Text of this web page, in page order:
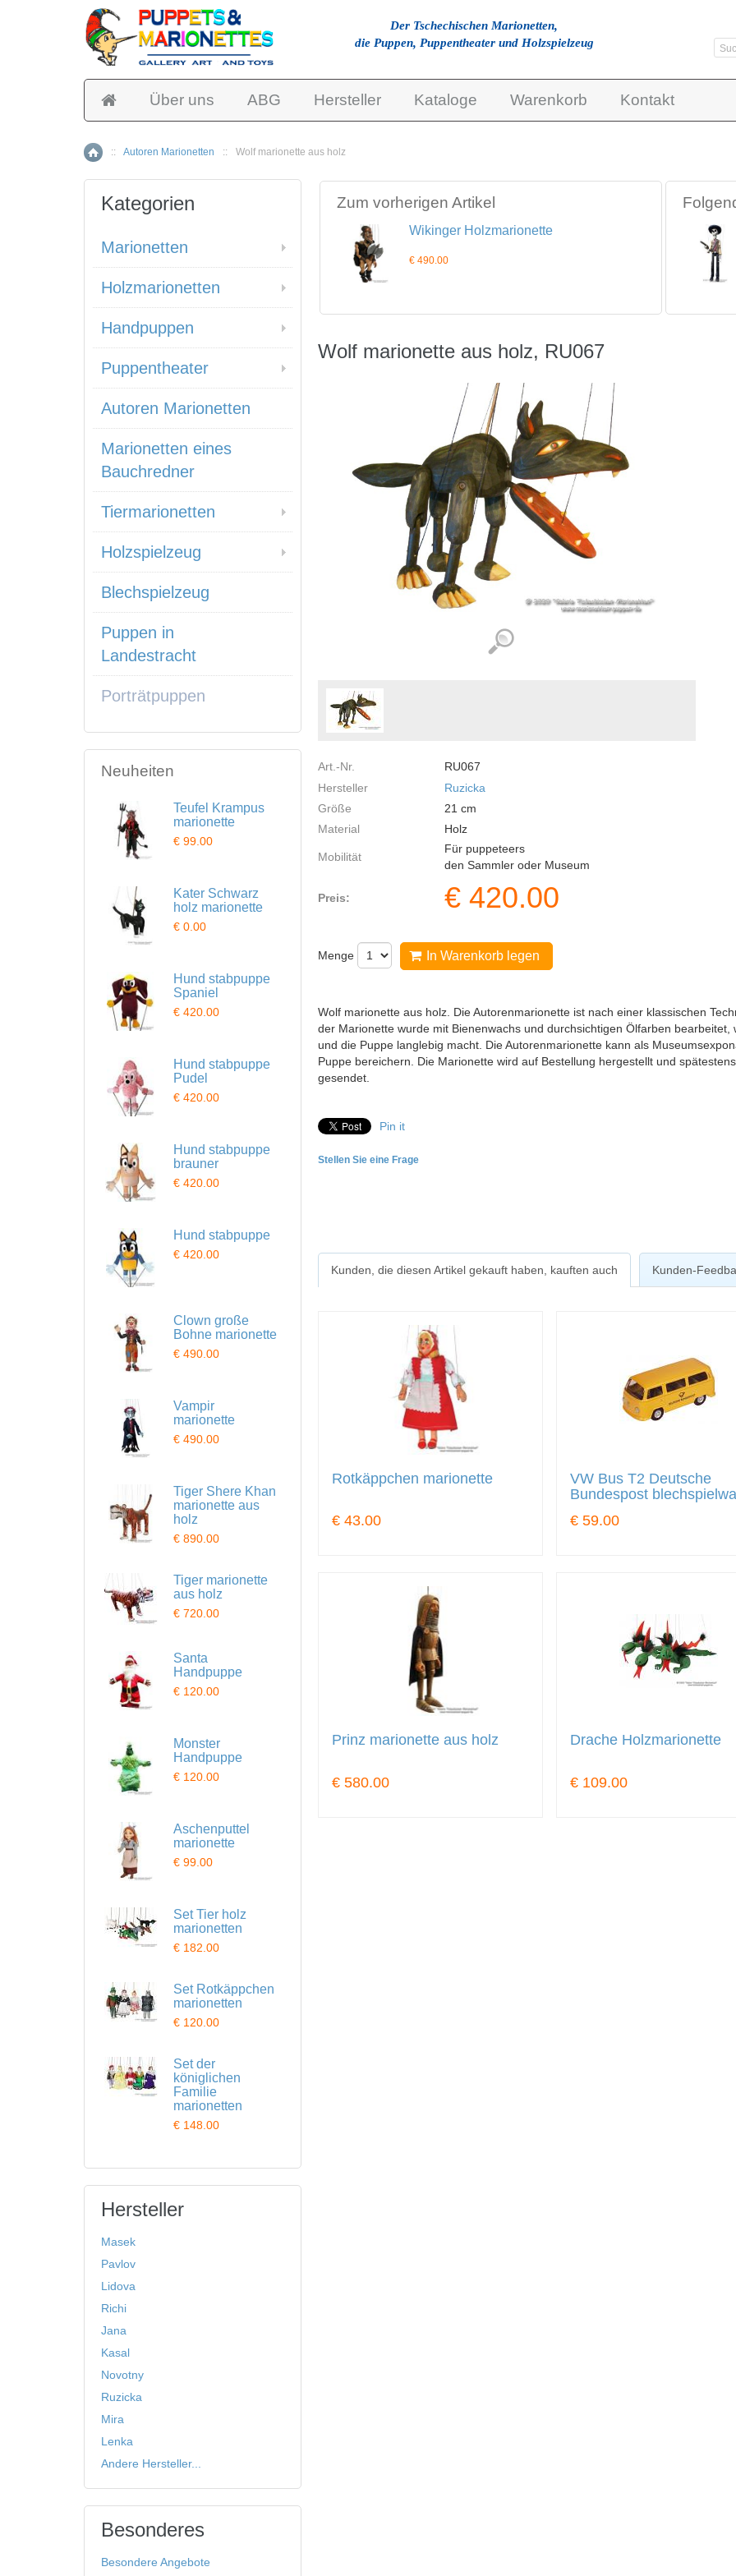
Über uns ABG Hersteller Kataloge Warenkorb Kontakt
Home
:: Autoren Marionetten :: Wolf marionette aus holz
Zum vorherigen Artikel
Wikinger Holzmarionette
€ 490.00
Wolf marionette aus holz, RU067
Art.-Nr.
RU067
Hersteller
Ruzicka
Größe
21 cm
Material
Holz
Mobilität
Für puppeteers
den Sammler oder Museum
Preis: € 420.00
Menge In Warenkorb legen
Wolf marionette aus holz. Die Autorenmarionette ist nach einer klassischen
der Marionette wurde mit Bienenwachs und durchsichtigen Ölfarben
und die Puppe langlebig macht. Die Autorenmarionette kann als
Puppe bereichern. Die Marionette wird auf Bestellung hergestellt und
gesendet.
Pin it
Stellen Sie eine Frage
Kunden, die diesen Artikel gekauft haben, kauften auch Kunden-
Rotkäppchen marionette
€ 43.00
VW Bus T2 Deutsche
Bundespost
€ 59.00
Prinz marionette aus holz
€ 580.00
Drache Holzmarionette
€ 109.00
Kategorien
Marionetten
Holzmarionetten
Handpuppen
Puppentheater
Autoren Marionetten
Marionetten eines
Bauchredner
Tiermarionetten
Holzspielzeug
Blechspielzeug
Puppen in
Landestracht
Porträtpuppen
Neuheiten
Teufel Krampus
marionette
€ 99.00
Kater Schwarz
holz marionette
€ 0.00
Hund stabpuppe
Spaniel
€ 420.00
Hund stabpuppe
Pudel
€ 420.00
Hund stabpuppe
brauner
€ 420.00
Hund stabpuppe
€ 420.00
Clown große
Bohne marionette
€ 490.00
Vampir
marionette
€ 490.00
Tiger Shere Khan
marionette aus
holz
€ 890.00
Tiger marionette
aus holz
€ 720.00
Santa
Handpuppe
€ 120.00
Monster
Handpuppe
€ 120.00
Aschenputtel
marionette
€ 99.00
Set Tier holz
marionetten
€ 182.00
Set Rotkäppchen
marionetten
€ 120.00
Set der
königlichen
Familie
marionetten
€ 148.00
Hersteller
Masek
Pavlov
Lidova
Richi
Jana
Kasal
Novotny
Ruzicka
Mira
Lenka
Andere Hersteller...
Besonderes
Besondere Angebote
Der Tschechischen Marionetten,
die Puppen, Puppentheater und Holzspielzeug